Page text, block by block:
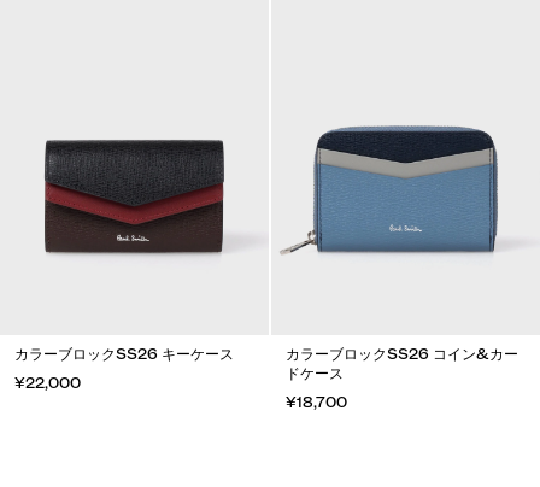
カラーブロックSS26 キーケース
¥22,000
カラーブロックSS26 コイン&カー
ドケース
¥18,700